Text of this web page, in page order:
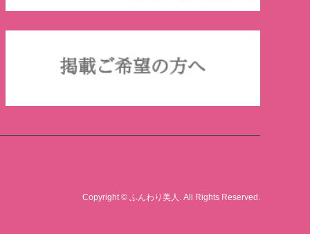
Copyright © ふんわり美人 . All Rights Reserved.